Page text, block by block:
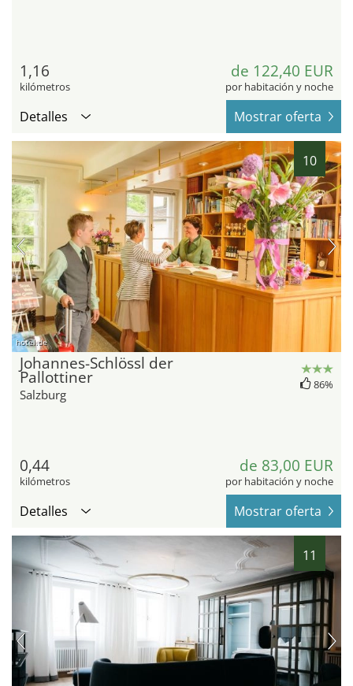
1,16
kilómetros
de 122,40 EUR
por habitación y noche
Detalles Mostrar oferta
10
hotel.de
Johannes-Schlössl der
Pallottiner
Salzburg
86%
0,44
kilómetros
de 83,00 EUR
por habitación y noche
Detalles Mostrar oferta
11